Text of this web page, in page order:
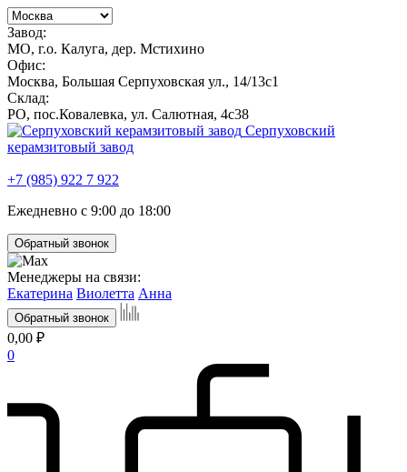
Завод:
МО, г.о. Калуга, дер. Мстихино
Офис:
Москва, Большая Серпуховская ул., 14/13с1
Склад:
РО, пос.Ковалевка, ул. Салютная, 4с38
Серпуховский
керамзитовый завод
+7 (985) 922 7 922
Ежедневно с 9:00 до 18:00
Обратный звонок
Менеджеры на связи:
Екатерина Виолетта Анна
Обратный звонок
0,00 ₽
0